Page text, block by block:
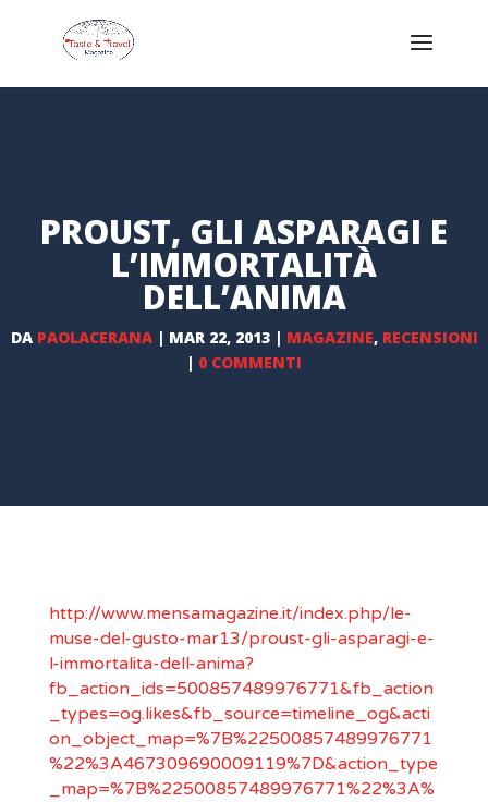
PROUST, GLI ASPARAGI E
L’IMMORTALITÀ
DELL’ANIMA
DA PAOLACERANA| MAR 22, 2013| MAGAZINE, RECENSIONI
| 0 COMMENTI
http://www.mensamagazine.it/index.php/le-
muse-del-gusto-mar13/proust-gli-asparagi-e-
l-immortalita-dell-anima?
fb_action_ids=500857489976771&fb_action
_types=og.likes&fb_source=timeline_og&acti
on_object_map=%7B%22500857489976771
%22%3A467309690009119%7D&action_type
_map=%7B%22500857489976771%22%3A%